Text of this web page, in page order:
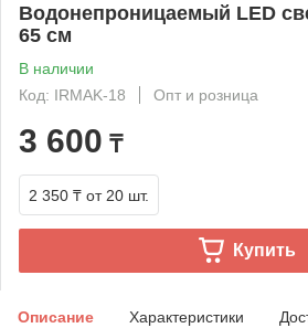
Водонепроницаемый LED
65 см
В наличии
Код: IRMAK-18
Опт и розница
3 600 ₸
2 350 ₸ от 20 шт.
Купить
Описание Характеристики